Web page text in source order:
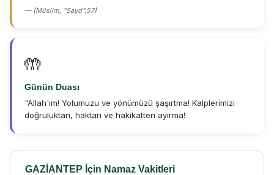
— (Müslim, "Sayd",57)
🤲
Günün Duası
"Allah'ım! Yolumuzu ve yönümüzü şaşırtma! Kalplerimizi
doğruluktan, haktan ve hakikatten ayırma!
GAZİANTEP İçin Namaz Vakitleri